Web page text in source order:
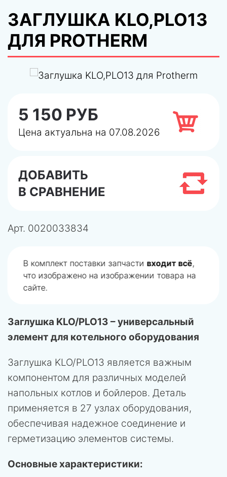
ЗАГЛУШКА KLO,PLO13
ДЛЯ PROTHERM
5 150 РУБ
Цена актуальна на 07.08.2026
ДОБАВИТЬ
В СРАВНЕНИЕ
Арт. 0020033834
В комплект поставки запчасти входит всё,
что изображено на изображении товара на
сайте.
Заглушка KLO/PLO13 – универсальный
элемент для котельного оборудования
Заглушка KLO/PLO13 является важным
компонентом для различных моделей
напольных котлов и бойлеров. Деталь
применяется в 27 узлах оборудования,
обеспечивая надежное соединение и
герметизацию элементов системы.
Основные характеристики: